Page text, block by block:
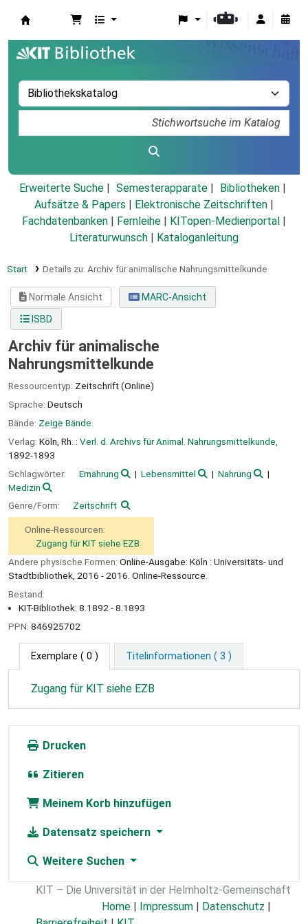
Erweiterte Suche Semesterapparate
Bibliotheken
Aufsätze & Papers
Elektronische Zeitschriften
Fachdatenbanken
Fernleihe KITopen-Medienportal
Literaturwunsch
Kataloganleitung
Start Details zu: Archiv für animalische Nahrungsmittelkunde
Normale Ansicht
MARC-Ansicht
ISBD
Archiv für animalische
Nahrungsmittelkunde
Ressourcentyp: Zeitschrift (Online)
Sprache: Deutsch
Bände: Zeige Bände
Verlag: Köln, Rh. : Verl. d. Archivs für Animal. Nahrungsmittelkunde,
1892-1893
Schlagwörter:
Ernährung Lebensmittel
Nahrung
Medizin
Genre/Form:
Zeitschrift
Online-Ressourcen:
Zugang für KIT siehe EZB
Andere physische Formen: Online-Ausgabe: Köln : Universitäts- und
Stadtbibliothek, 2016 - 2016. Online-Ressource.
Bestand:
KIT-Bibliothek: 8.1892 - 8.1893
PPN: 846925702
Exemplare ( 0 ) Titelinformationen ( 3 )
Zugang für KIT siehe EZB
Drucken
Zitieren
Meinem Korb hinzufügen
Datensatz speichern
Weitere Suchen
KIT – Die Universität in der Helmholtz-Gemeinschaft
Home
Impressum Datenschutz